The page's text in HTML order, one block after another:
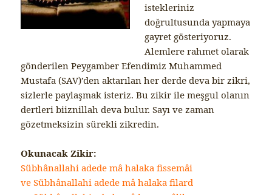
istekleriniz
doğrultusunda yapmaya
gayret gösteriyoruz.
Alemlere rahmet olarak
gönderilen Peygamber Efendimiz Muhammed
Mustafa (SAV)’den aktarılan her derde deva bir zikri,
sizlerle paylaşmak isteriz. Bu zikir ile meşgul olanın
dertleri biiznillah deva bulur. Sayı ve zaman
gözetmeksizin sürekli zikredin.
Okunacak Zikir:
Sübhânallahi adede mâ halaka fissemâi
ve Sübhânallahi adede mâ halaka filard